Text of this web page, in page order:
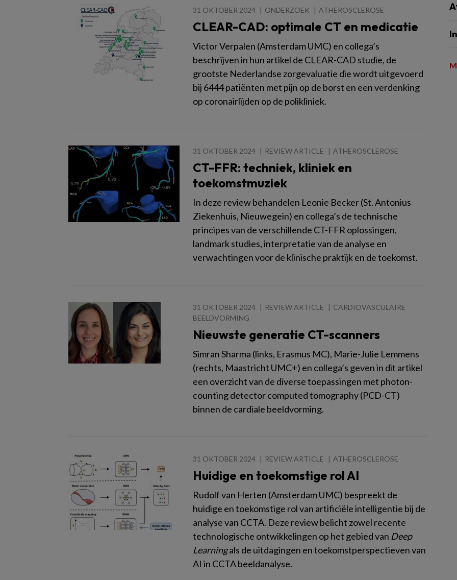
31 OKTOBER 2024 ONDERZOEK ATHEROSCLEROSE
CLEAR-CAD: optimale CT en medicatie
Victor Verpalen (Amsterdam UMC) en collega’s
beschrijven in hun artikel de CLEAR-CAD studie, de
grootste Nederlandse zorgevaluatie die wordt uitgevoerd
bij 6444 patiënten met pijn op de borst en een verdenking
op coronairlijden op de polikliniek.
31 OKTOBER 2024 REVIEW ARTICLE ATHEROSCLEROSE
CT-FFR: techniek, kliniek en
toekomstmuziek
In deze review behandelen Leonie Becker (St. Antonius
Ziekenhuis, Nieuwegein) en collega’s de technische
principes van de verschillende CT-FFR oplossingen,
landmark studies, interpretatie van de analyse en
verwachtingen voor de klinische praktijk en de toekomst.
31 OKTOBER 2024 REVIEW ARTICLE
CARDIOVASCULAIRE
BEELDVORMING
Nieuwste generatie CT-scanners
Simran Sharma (links, Erasmus MC), Marie-Julie Lemmens
(rechts, Maastricht UMC+) en collega’s geven in dit artikel
een overzicht van de diverse toepassingen met photon-
counting detector computed tomography (PCD-CT)
binnen de cardiale beeldvorming.
31 OKTOBER 2024 REVIEW ARTICLE ATHEROSCLEROSE
Huidige en toekomstige rol AI
Rudolf van Herten (Amsterdam UMC) bespreekt de
huidige en toekomstige rol van artificiële intelligentie bij de
analyse van CCTA. Deze review belicht zowel recente
technologische ontwikkelingen op het gebied van Deep
Learningals de uitdagingen en toekomstperspectieven van
AI in CCTA beeldanalyse.